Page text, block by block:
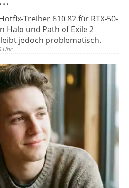
Treiber 610.82 für RTX-50-
Halo und Path of Exile 2
jedoch problematisch.
Uhr